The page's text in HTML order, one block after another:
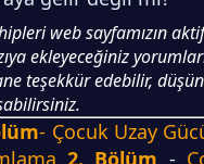
web sayfamızın
ekleyeceğiniz
teşekkür edebilir,
- Çocuk Uzay
2. Bölüm -